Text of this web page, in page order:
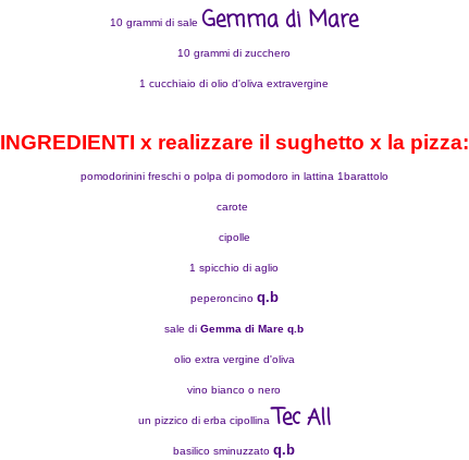
10 grammi di sale Gemma di Mare
10 grammi di zucchero
1 cucchiaio di olio d'oliva extravergine
INGREDIENTI x realizzare il sughetto x la pizza:
pomodorinini freschi o polpa di pomodoro in lattina 1barattolo
carote
cipolle
1 spicchio di aglio
peperoncino q.b
sale di Gemma di Mare q.b
olio extra vergine d'oliva
vino bianco o nero
un pizzico di erba cipollina Tec All
basilico sminuzzato q.b